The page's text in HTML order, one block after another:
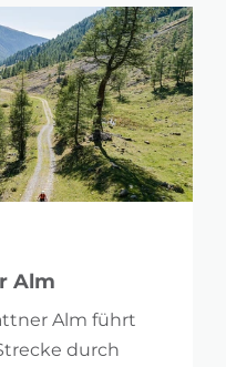
Alm
Alm führt
durch